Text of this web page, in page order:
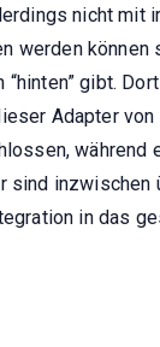
nicht mit
werden
gibt.
Adapter
sind inzwischen
in das